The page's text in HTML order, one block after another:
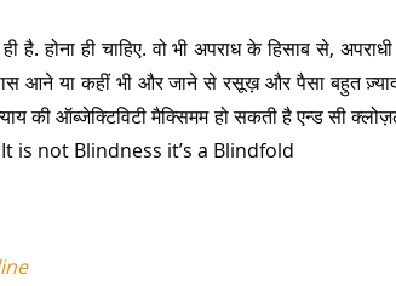
है. होना ही चाहिए. वो भी अपराध के हिसाब से,
आने या कहीं भी और जाने से रसूख़ और पैसा बहुत
की ऑब्जेक्टिविटी मैक्सिमम हो सकती है एन्ड सी
It is not Blindness it’s a Blindfold